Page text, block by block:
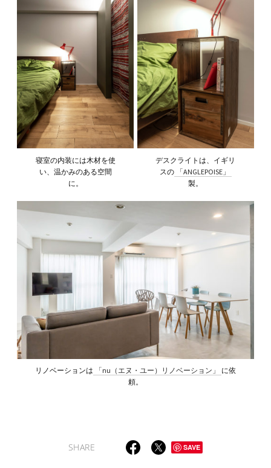
寝室の内装には木材を使
い、温かみのある空間
に。
デスクライトは、イギリ
スの
「ANGLEPOISE」
製。
リノベーションは 「nu（エヌ・ユー）リノベーション」
に依
頼。
SHARE SAVE